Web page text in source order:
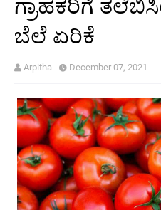
ಗ್ರಾಹಕರಿಗೆ
ಬೆಲೆ ಏರಿಕೆ
Arpitha December 07, 2021